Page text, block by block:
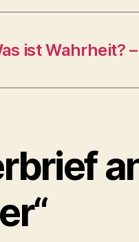
ist Wahrheit?